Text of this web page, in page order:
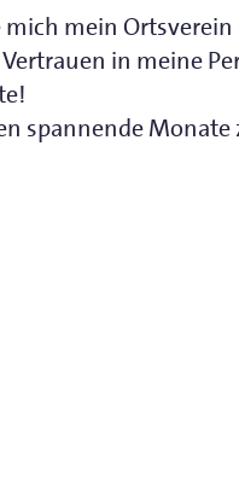
mein
in meine
spannende Monate